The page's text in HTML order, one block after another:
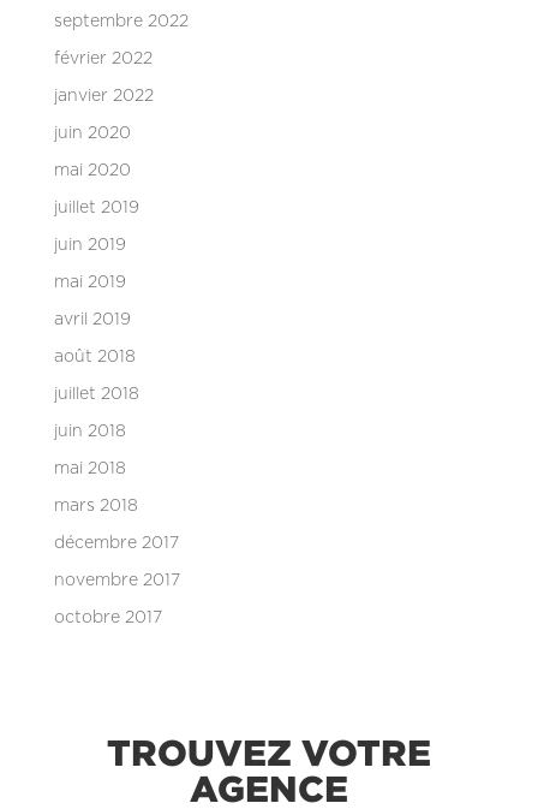
septembre 2022
février 2022
janvier 2022
juin 2020
mai 2020
juillet 2019
juin 2019
mai 2019
avril 2019
août 2018
juillet 2018
juin 2018
mai 2018
mars 2018
décembre 2017
novembre 2017
octobre 2017
TROUVEZ VOTRE
AGENCE